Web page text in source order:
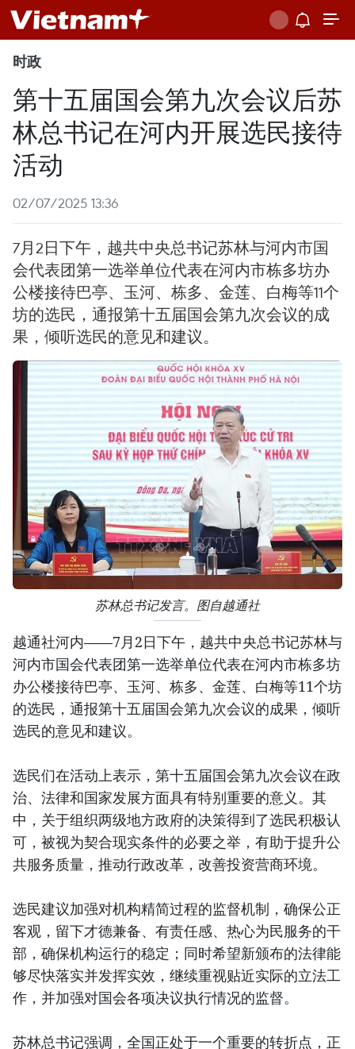
时政
第十五届国会第九次会议后苏
林总书记在河内开展选民接待
活动
02/07/2025 13:36
7月2日下午，越共中央总书记苏林与河内市国
会代表团第一选举单位代表在河内市栋多坊办
公楼接待巴亭、玉河、栋多、金莲、白梅等11个
坊的选民，通报第十五届国会第九次会议的成
果，倾听选民的意见和建议。
苏林总书记发言。图自越通社
越通社河内——7月2日下午，越共中央总书记苏林与
河内市国会代表团第一选举单位代表在河内市栋多坊
办公楼接待巴亭、玉河、栋多、金莲、白梅等11个坊
的选民，通报第十五届国会第九次会议的成果，倾听
选民的意见和建议。
选民们在活动上表示，第十五届国会第九次会议在政
治、法律和国家发展方面具有特别重要的意义。其
中，关于组织两级地方政府的决策得到了选民积极认
可，被视为契合现实条件的必要之举，有助于提升公
共服务质量，推动行政改革，改善投资营商环境。
选民建议加强对机构精简过程的监督机制，确保公正
客观，留下才德兼备、有责任感、热心为民服务的干
部，确保机构运行的稳定；同时希望新颁布的法律能
够尽快落实并发挥实效，继续重视贴近实际的立法工
作，并加强对国会各项决议执行情况的监督。
苏林总书记强调，全国正处于一个重要的转折点，正